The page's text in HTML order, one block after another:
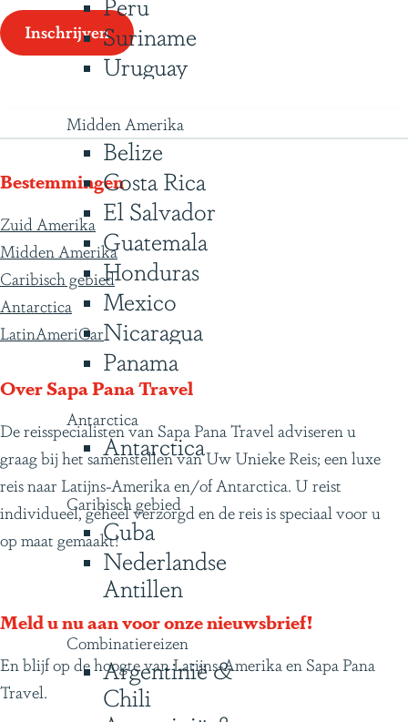
Suriname
Uruguay
Midden Amerika
Belize
Costa Rica
El Salvador
Guatemala
Honduras
Mexico
Nicaragua
Panama
Antarctica
Antarctica
Caribisch gebied
Cuba
Nederlandse
Antillen
Combinatiereizen
Argentinië &
Chili
Inschrijven
Bestemmingen
Zuid Amerika
Midden Amerika
Caribisch gebied
Antarctica
LatinAmeriCar
Over Sapa Pana Travel
De reisspecialisten van Sapa Pana Travel adviseren u
graag bij het samenstellen van Uw Unieke Reis; een luxe
reis naar Latijns-Amerika en/of Antarctica. U reist
individueel, geheel verzorgd en de reis is speciaal voor u
op maat gemaakt!
Meld u nu aan voor onze nieuwsbrief!
En blijf op de hoogte van Latijns-Amerika en Sapa Pana
Travel.